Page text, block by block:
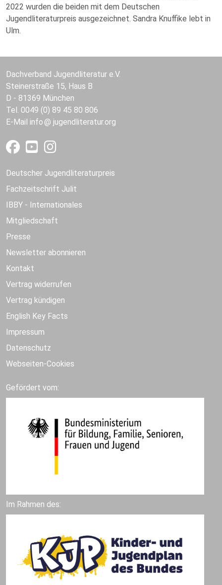
2022 wurden die beiden mit dem Deutschen
Jugendliteraturpreis ausgezeichnet. Sandra Knuffike lebt in
Ulm.
Dachverband Jugendliteratur e.V.
Steinerstraße 15, Haus B
D - 81369 München
Tel. 0049 (0) 89 45 80 806
E-Mail info jugendliteratur.org
Deutscher Jugendliteraturpreis
Fachzeitschrift Julit
IBBY - Internationales
Mitgliedschaft
Presse
Newsletter abonnieren
Kontakt
Vertrag widerrufen
Vertrag kündigen
English Key Facts
Impressum
Datenschutz
Webseiten-Cookies
Gefördert vom:
Im Rahmen des: